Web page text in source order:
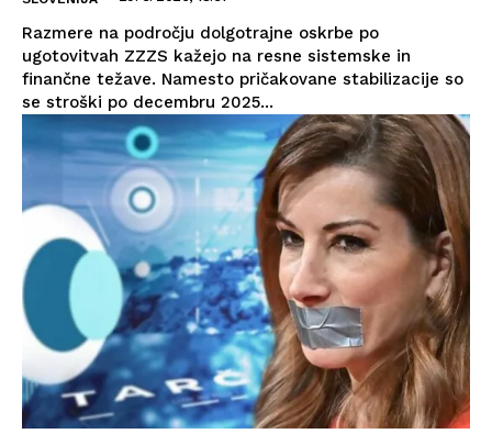
Razmere na področju dolgotrajne oskrbe po
ugotovitvah ZZZS kažejo na resne sistemske in
finančne težave. Namesto pričakovane stabilizacije so
se stroški po decembru 2025...